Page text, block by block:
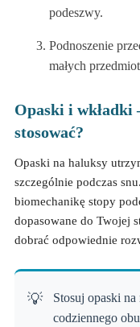
podeszwy.
Podnoszenie
małych
Opaski i wkładki
stosować?
Opaski na haluksy
szczególnie podczas
biomechanikę stopy
dopasowane do Twojej
dobrać odpowiednie
Stosuj opaski na
codziennego